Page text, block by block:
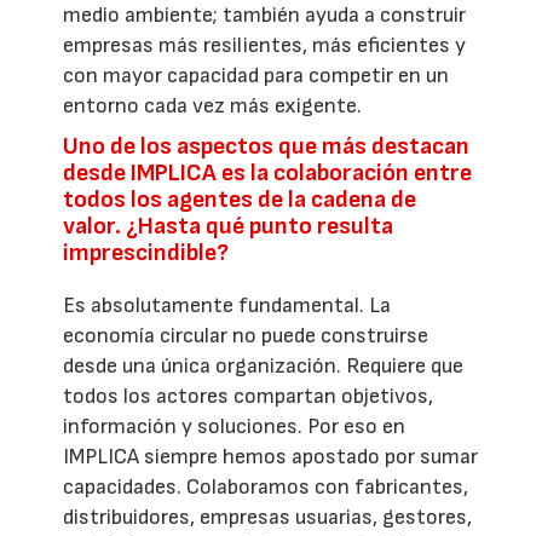
medio ambiente; también ayuda a construir
empresas más resilientes, más eficientes y
con mayor capacidad para competir en un
entorno cada vez más exigente.
Uno de los aspectos que más destacan
desde IMPLICA es la colaboración entre
todos los agentes de la cadena de
valor. ¿Hasta qué punto resulta
imprescindible?
Es absolutamente fundamental. La
economía circular no puede construirse
desde una única organización. Requiere que
todos los actores compartan objetivos,
información y soluciones. Por eso en
IMPLICA siempre hemos apostado por sumar
capacidades. Colaboramos con fabricantes,
distribuidores, empresas usuarias, gestores,